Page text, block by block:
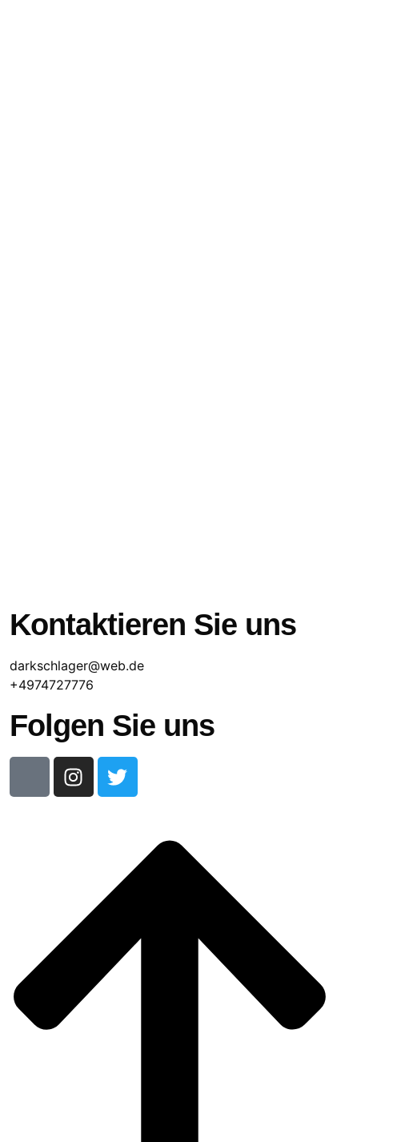
Kontaktieren Sie uns
darkschlager@web.de
+4974727776
Folgen Sie uns